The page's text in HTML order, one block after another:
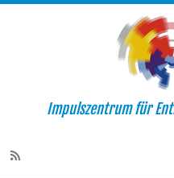
Impulszentrum für